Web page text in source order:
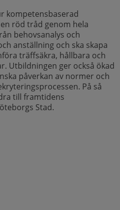
kompetensbaserad
röd tråd genom hela
behovsanalys och
anställning och ska skapa
träffsäkra, hållbara och
Utbildningen ger också ökad
påverkan av normer och
På så
till framtidens
Stad.